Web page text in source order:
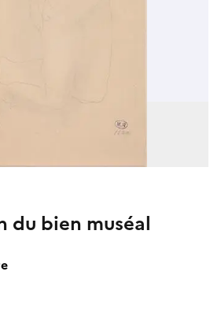
bien muséal